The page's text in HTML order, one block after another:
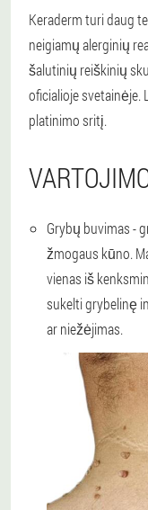
Keraderm turi daug
neigiamų alerginių
šalutinių reiškinių
oficialioje
platinimo sritį.
Grybų buvimas -
žmogaus kūno.
vienas iš
sukelti grybelinę
ar niežėjimas.